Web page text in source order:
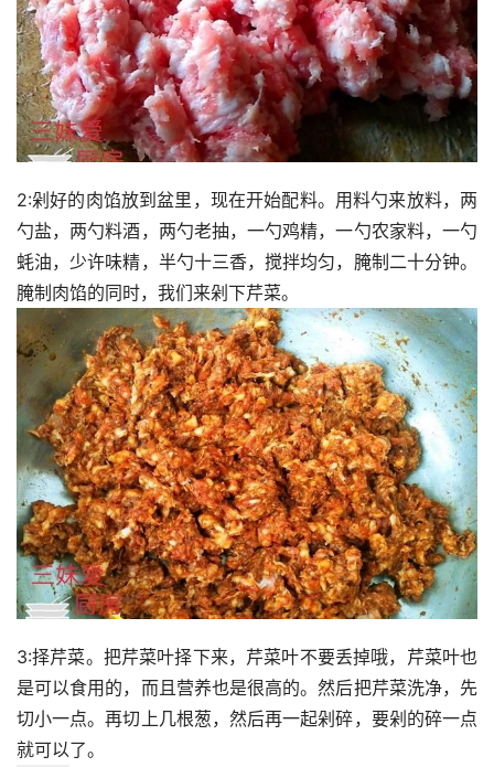
2:剁好的肉馅放到盆里，现在开始配料。用料勺来放料，两
勺盐，两勺料酒，两勺老抽，一勺鸡精，一勺农家料，一勺
蚝油，少许味精，半勺十三香，搅拌均匀，腌制二十分钟。
腌制肉馅的同时，我们来剁下芹菜。
3:择芹菜。把芹菜叶择下来，芹菜叶不要丢掉哦，芹菜叶也
是可以食用的，而且营养也是很高的。然后把芹菜洗净，先
切小一点。再切上几根葱，然后再一起剁碎，要剁的碎一点
就可以了。